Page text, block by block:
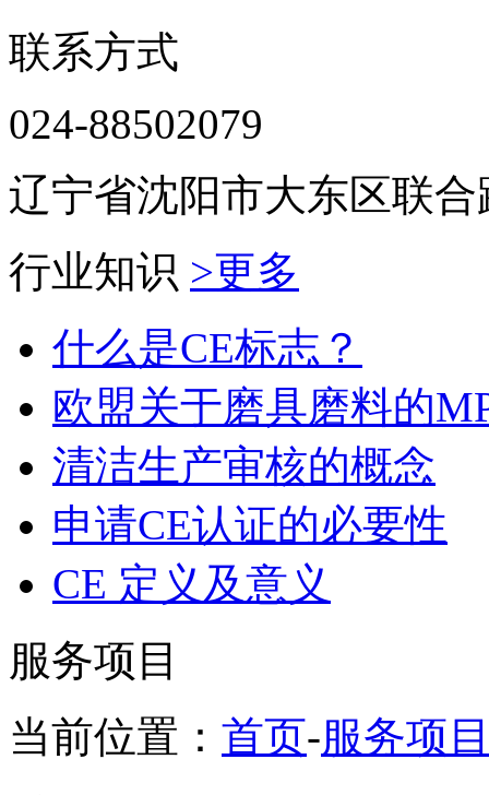
联系方式
024-88502079
辽宁省沈阳市大东区联合
行业知识 >更多
什么是CE标志？
欧盟关于磨具磨料的
清洁生产审核的概念
申请CE认证的必要性
CE 定义及意义
服务项目
当前位置： 首页-服务项